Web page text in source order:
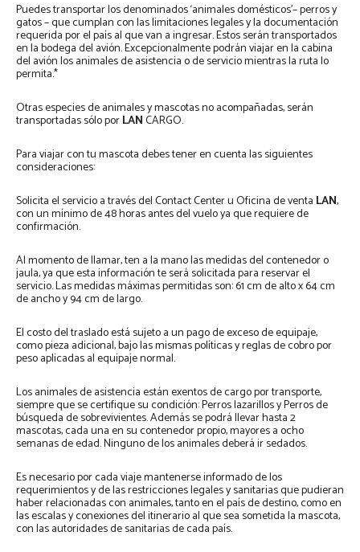
Puedes transportar los denominados ‘animales domésticos’– perros y
gatos – que cumplan con las limitaciones legales y la documentación
requerida por el país al que van a ingresar. Estos serán transportados
en la bodega del avión. Excepcionalmente podrán viajar en la cabina
del avión los animales de asistencia o de servicio mientras la ruta lo
permita.*
Otras especies de animales y mascotas no acompañadas, serán
transportadas sólo porLANCARGO.
Para viajar con tu mascota debes tener en cuenta las siguientes
consideraciones:
Solicita el servicio a través del Contact Center u Oficina de venta LAN,
con un mínimo de 48 horas antes del vuelo ya que requiere de
confirmación.
Al momento de llamar, ten a la mano las medidas del contenedor o
jaula, ya que esta información te será solicitada para reservar el
servicio. Las medidas máximas permitidas son: 61 cm de alto x 64 cm
de ancho y 94 cm de largo.
El costo del traslado está sujeto a un pago de exceso de equipaje,
como pieza adicional, bajo las mismas políticas y reglas de cobro por
peso aplicadas al equipaje normal.
Los animales de asistencia están exentos de cargo por transporte,
siempre que se certifique su condición: Perros lazarillos y Perros de
búsqueda de sobrevivientes. Además se podrá llevar hasta 2
mascotas, cada una en su contenedor propio, mayores a ocho
semanas de edad. Ninguno de los animales deberá ir sedados.
Es necesario por cada viaje mantenerse informado de los
requerimientos y de las restricciones legales y sanitarias que pudieran
haber relacionadas con animales, tanto en el país de destino, como en
las escalas y conexiones del itinerario al que sea sometida la mascota,
con las autoridades de sanitarias de cada país.